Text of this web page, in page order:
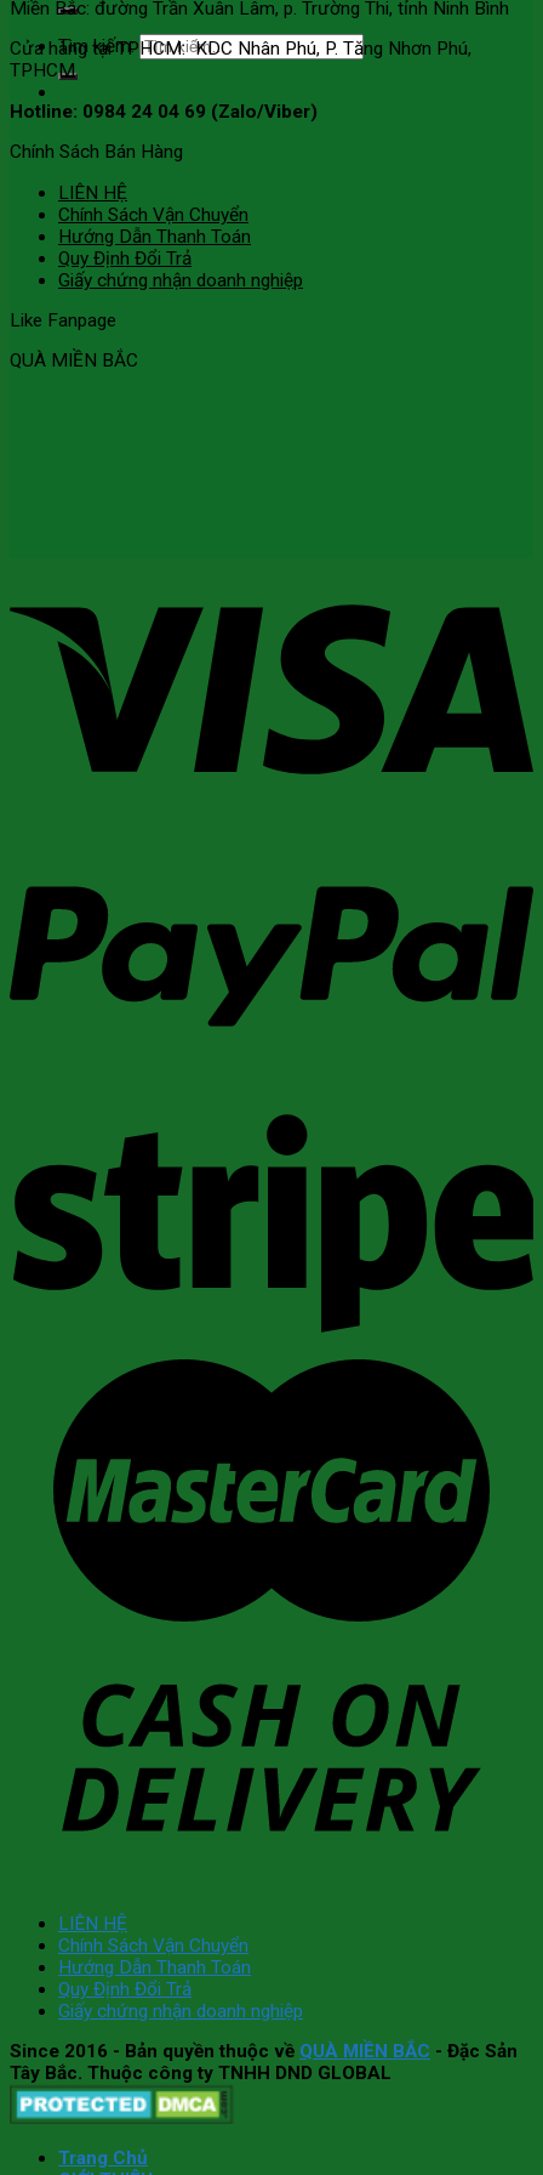
Tìm kiếm:
Miền Bắc: đường Trần Xuân Lâm, p. Trường Thi, tỉnh Ninh Bình
Cửa hàng tại TPHCM: KDC Nhân Phú, P. Tăng Nhơn Phú,
TPHCM
Hotline: 0984 24 04 69 (Zalo/Viber)
Chính Sách Bán Hàng
LIÊN HỆ
Chính Sách Vận Chuyển
Hướng Dẫn Thanh Toán
Quy Định Đổi Trả
Giấy chứng nhận doanh nghiệp
Like Fanpage
QUÀ MIỀN BẮC
LIÊN HỆ
Chính Sách Vận Chuyển
Hướng Dẫn Thanh Toán
Quy Định Đổi Trả
Giấy chứng nhận doanh nghiệp
Since 2016 - Bản quyền thuộc về QUÀ MIỀN BẮC - Đặc Sản
Tây Bắc. Thuộc công ty TNHH DND GLOBAL
Trang Chủ